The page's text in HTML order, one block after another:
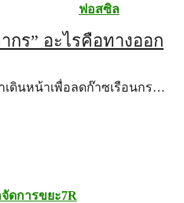
ฟอสซิล
ร” อะไรคือทางออก
เดินหน้าเพื่อลดก๊าซเรือนกร…
ดการขยะ7R